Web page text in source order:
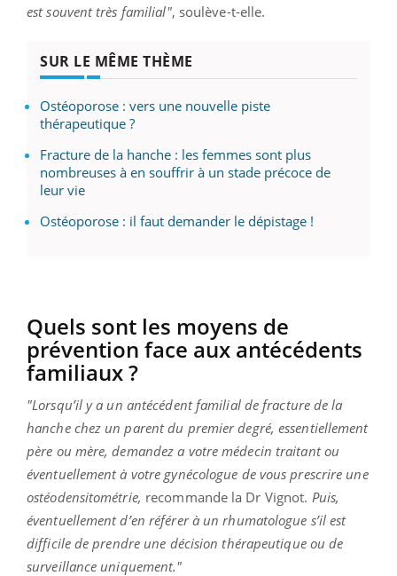
est souvent très familial", soulève-t-elle.
SUR LE MÊME THÈME
Ostéoporose : vers une nouvelle piste
thérapeutique ?
Fracture de la hanche : les femmes sont plus
nombreuses à en souffrir à un stade précoce de
leur vie
Ostéoporose : il faut demander le dépistage !
Quels sont les moyens de
prévention face aux antécédents
familiaux ?
"Lorsqu’il y a un antécédent familial de fracture de la
hanche chez un parent du premier degré, essentiellement
père ou mère, demandez a votre médecin traitant ou
éventuellement à votre gynécologue de vous prescrire une
ostéodensitométrie, recommande la Dr Vignot. Puis,
éventuellement d’en référer à un rhumatologue s’il est
difficile de prendre une décision thérapeutique ou de
surveillance uniquement."